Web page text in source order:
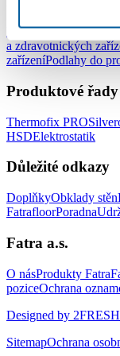
Podlahy do kanceláří
a zdravotnických
zařízeníPodlahy do
Produktové řady
Thermofix PRO
HSDElektrostatik
Důležité odkazy
DoplňkyObklady stěn
FatrafloorPoradna
Fatra a.s.
O násProdukty Fatra
poziceOchrana
Designed by 2FRESH
SitemapOchrana